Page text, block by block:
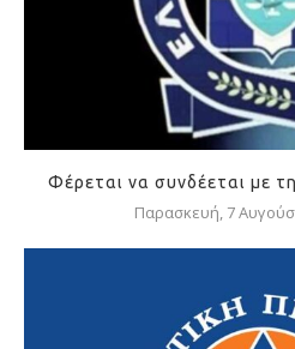
Φέρεται να συνδέεται με
Παρασκευή, 7